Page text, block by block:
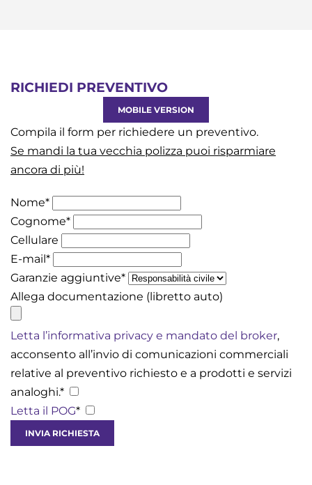
RICHIEDI PREVENTIVO
MOBILE VERSION
Compila il form per richiedere un preventivo.
Se mandi la tua vecchia polizza puoi risparmiare
ancora di più!
Nome*
Cognome*
Cellulare
E-mail*
Garanzie aggiuntive*
Allega documentazione (libretto auto)
Letta l’informativa privacy e mandato del broker,
acconsento all’invio di comunicazioni commerciali
relative al preventivo richiesto e a prodotti e servizi
analoghi.*
Letta il POG*
INVIA RICHIESTA